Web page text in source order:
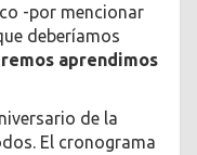
-por mencionar
deberíamos
aprendimos
de la
El cronograma